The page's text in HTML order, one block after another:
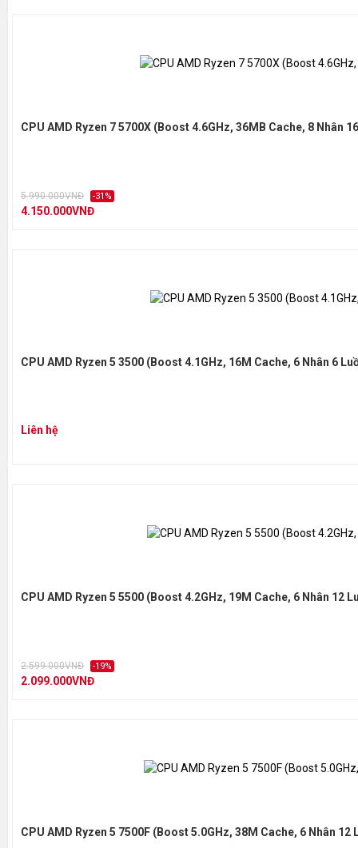
CPU AMD Ryzen 7 5700X (Boost 4.6GHz, 36MB Cache, 8 Nhân
5.990.000VNĐ -31%
4.150.000VNĐ
CPU AMD Ryzen 5 3500 (Boost 4.1GHz, 16M Cache, 6 Nhân 6
Liên hệ
CPU AMD Ryzen 5 5500 (Boost 4.2GHz, 19M Cache, 6 Nhân 12
2.599.000VNĐ -19%
2.099.000VNĐ
CPU AMD Ryzen 5 7500F (Boost 5.0GHz, 38M Cache, 6 Nhân 12